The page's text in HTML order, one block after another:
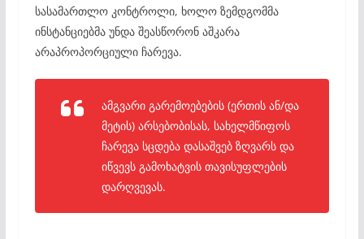
სასამართლო კონტროლი, ხოლო ზემდგომმა
ინსტანციებმა უნდა შეასწორონ აშკარა
არაპროპორციული ჩარევა.
ამგვარი გარემოებების (ერთის ან/და
მეტის) არსებობისას, სახელმწიფოს
ჩარევა სცდება დასაშვებ ზღვარს და
იწვევს გამოხატვის თავისუფლების
დარღვევას.